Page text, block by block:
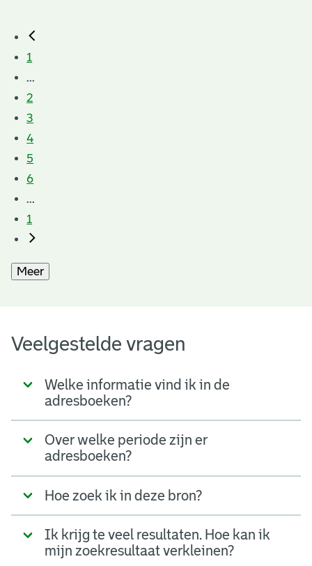
1
...
2
3
4
5
6
...
1
Meer
Veelgestelde vragen
Welke informatie vind ik in de
adresboeken?
Over welke periode zijn er
adresboeken?
Hoe zoek ik in deze bron?
Ik krijg te veel resultaten. Hoe kan ik
mijn zoekresultaat verkleinen?